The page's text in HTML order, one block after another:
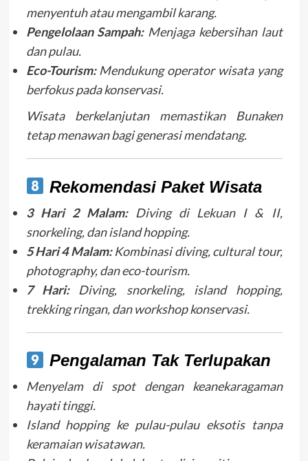
menyentuh atau mengambil karang.
Pengelolaan Sampah:Menjaga kebersihan laut
dan pulau.
Eco-Tourism:Mendukung operator wisata yang
berfokus pada konservasi.
Wisata berkelanjutan memastikan Bunaken
tetap menawan bagi generasi mendatang.
Rekomendasi Paket Wisata
3 Hari 2 Malam:Diving di Lekuan I & II,
snorkeling, dan island hopping.
5 Hari 4 Malam:Kombinasi diving, cultural tour,
photography, dan eco-tourism.
7 Hari:Diving, snorkeling, island hopping,
trekking ringan, dan workshop konservasi.
Pengalaman Tak Terlupakan
Menyelam di spot dengan keanekaragaman
hayati tinggi.
Island hopping ke pulau-pulau eksotis tanpa
keramaian wisatawan.